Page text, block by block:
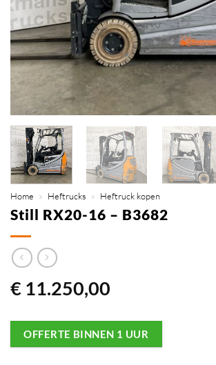
Home » Heftrucks » Heftruck kopen
Still RX20-16 – B3682
€ 11.250,00
OFFERTE BINNEN 1 UUR